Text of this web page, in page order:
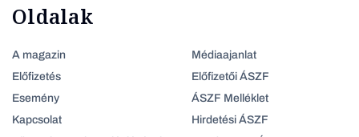
Oldalak
A magazin
Előfizetés
Esemény
Kapcsolat
Médiaajanlat
Előfizetői ÁSZF
ÁSZF Melléklet
Hirdetési ÁSZF